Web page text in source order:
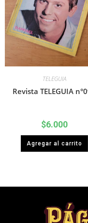
TELEGUIA
Revista TELEGUIA
$6.000
Agregar al carrito